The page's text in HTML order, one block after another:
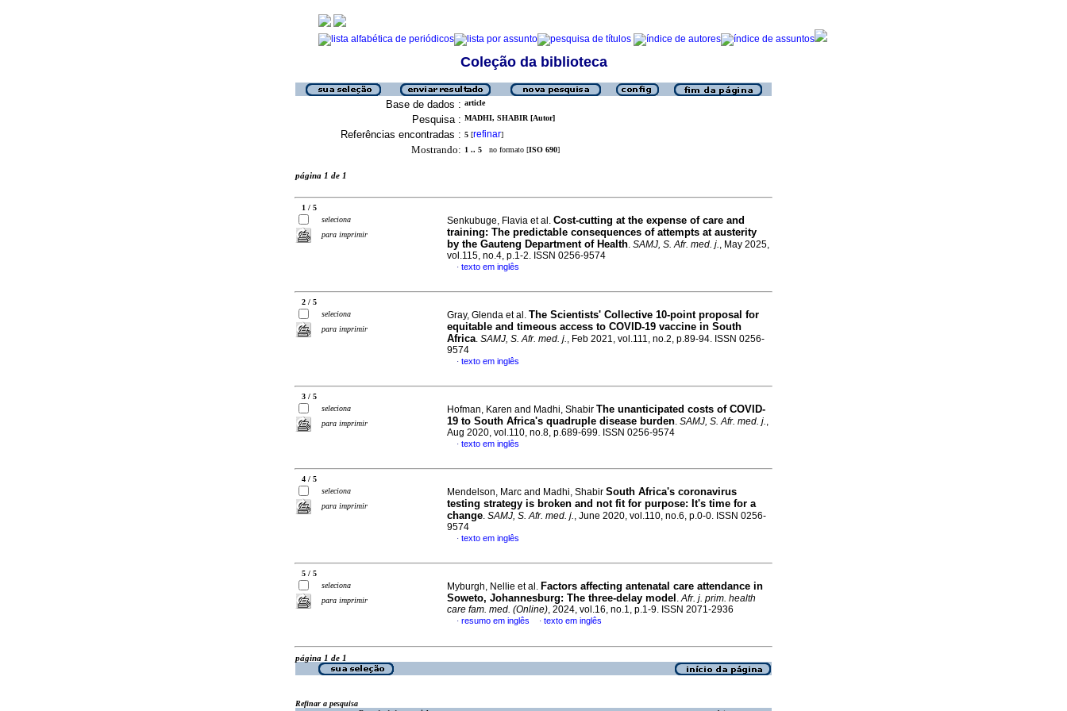
Coleção da biblioteca
Base de dados : article
Pesquisa : MADHI, SHABIR [Autor]
Referências encontradas : 5 [refinar]
Mostrando: 1 .. 5 no formato [ISO 690]
página 1 de 1
1 / 5
seleciona
para imprimir
Senkubuge, Flavia et al. Cost-cutting at the expense of care and
training: The predictable consequences of attempts at austerity
by the Gauteng Department of Health. SAMJ, S. Afr. med. j., May 2025,
vol.115, no.4, p.1-2. ISSN 0256-9574
· texto em inglês
2 / 5
seleciona
para imprimir
Gray, Glenda et al. The Scientists' Collective 10-point proposal for
equitable and timeous access to COVID-19 vaccine in South
Africa. SAMJ, S. Afr. med. j., Feb 2021, vol.111, no.2, p.89-94. ISSN 0256-
9574
· texto em inglês
3 / 5
seleciona
para imprimir
Hofman, Karen and Madhi, Shabir The unanticipated costs of COVID-
19 to South Africa's quadruple disease burden. SAMJ, S. Afr. med. j.,
Aug 2020, vol.110, no.8, p.689-699. ISSN 0256-9574
· texto em inglês
4 / 5
seleciona
para imprimir
Mendelson, Marc and Madhi, Shabir South Africa's coronavirus
testing strategy is broken and not fit for purpose: It's time for a
change. SAMJ, S. Afr. med. j., June 2020, vol.110, no.6, p.0-0. ISSN 0256-
9574
· texto em inglês
5 / 5
seleciona
para imprimir
Myburgh, Nellie et al. Factors affecting antenatal care attendance in
Soweto, Johannesburg: The three-delay model .Afr. j. prim. health
care fam. med. (Online), 2024, vol.16, no.1, p.1-9. ISSN 2071-2936
· resumo em inglês · texto em inglês
página 1 de 1
Refinar a pesquisa